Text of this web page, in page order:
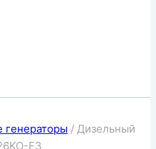
генераторы / Дизельный
E3